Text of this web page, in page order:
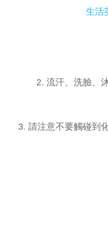
生活
2. 流汗、洗臉、
3. 請注意不要觸碰到